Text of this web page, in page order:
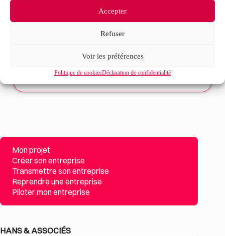
Accepter
Refuser
Voir les préférences
Politique de cookiesDéclaration de confidentialité
Lapolitique de confidentialitéet lesconditions
s’appliquent.
Mon projet
Créer son entreprise
Transmettre son entreprise
Reprendre une entreprise
Piloter mon entreprise
HANS & ASSOCIÉS